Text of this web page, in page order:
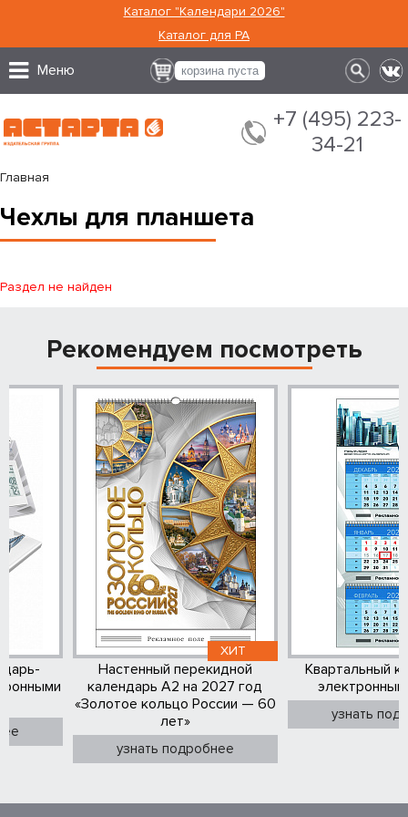
Каталог "Календари 2026"
Каталог для РА
Меню корзина пуста
+7 (495) 223-
34-21
Главная
Чехлы для планшета
Раздел не найден
Рекомендуем посмотреть
ХИТ
Настенный перекидной
календарь А2 на 2027 год
«Золотое кольцо России — 60
лет»
узнать подробнее
Квартальный
узнать